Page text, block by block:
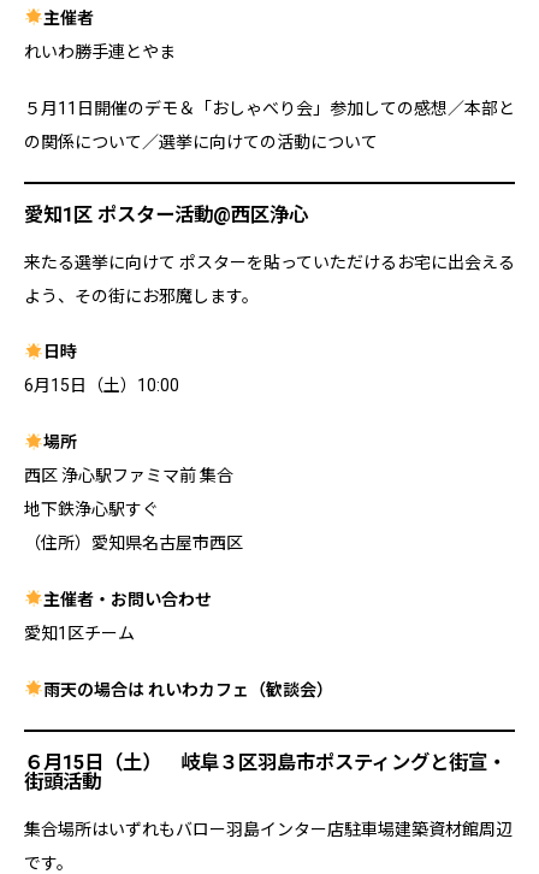
主催者
れいわ勝手連とやま
５月11日開催のデモ＆「おしゃべり会」参加しての感想／本部と
の関係について／選挙に向けての活動について
愛知1区 ポスター活動@西区浄心
来たる選挙に向けて ポスターを貼っていただけるお宅に出会える
よう、その街にお邪魔します。
日時
6月15日（土）10:00
場所
西区 浄心駅ファミマ前 集合
地下鉄浄心駅すぐ
（住所）愛知県名古屋市西区
主催者・お問い合わせ
愛知1区チーム
雨天の場合は れいわカフェ（歓談会）
６月15日（土） 岐阜３区羽島市ポスティングと街宣・
街頭活動
集合場所はいずれもバロー羽島インター店駐車場建築資材館周辺
です。